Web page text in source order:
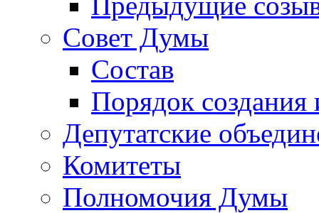
Совет Думы
Состав
Порядок создания
Депутатские
Комитеты
Полномочия Думы